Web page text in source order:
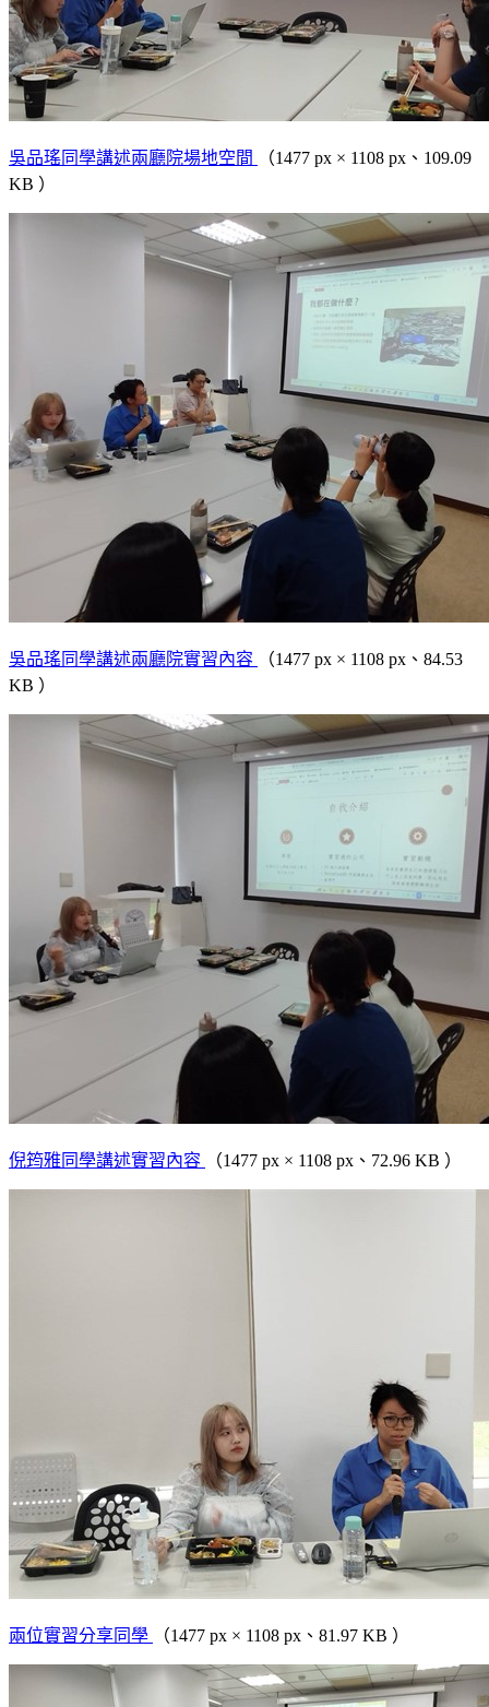
吳品瑤同學講述兩廳院場地空間
（1477 px × 1108 px、109.09
KB ）
吳品瑤同學講述兩廳院實習內容
（1477 px × 1108 px、84.53
KB ）
倪筠雅同學講述實習內容 （1477 px × 1108 px、72.96 KB ）
兩位實習分享同學 （1477 px × 1108 px、81.97 KB ）